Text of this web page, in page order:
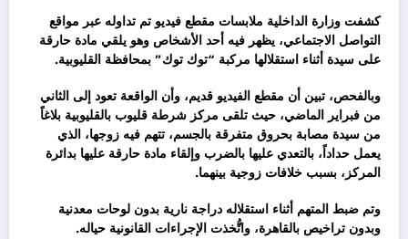
كشفت وزارة الداخلية ملابسات مقطع فيديو تم تداوله عبر مواقع
التواصل الاجتماعي، يظهر فيه أحد الأشخاص وهو يلقي مادة حارقة
على سيدة أثناء استقلالها مركبة “توك توك” بمحافظة القليوبية.
وبالفحص، تبين أن مقطع الفيديو قديم، وأن الواقعة تعود إلى الثاني
من فبراير الماضي، حيث تلقى مركز شرطة قليوب بالقليوبية بلاغاً
من سيدة مصابة بحروق متفرقة بالجسم، تتهم فيه زوجها، الذي
يعمل حداداً، بالتعدي عليها بالضرب وإلقاء مادة حارقة عليها بدائرة
المركز، بسبب خلافات زوجية بينهما.
وتم ضبط المتهم أثناء استقلاله دراجة نارية بدون لوحات معدنية
وبدون تراخيص بالقاهرة، واتُّخذت الإجراءات القانونية حياله.